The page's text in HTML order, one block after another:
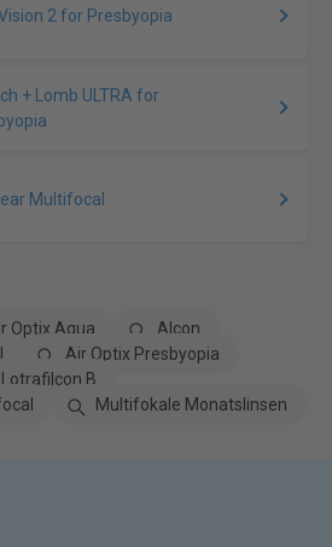
2 for Presbyopia
+ Lomb ULTRA for
Multifocal
Optix Aqua
Alcon
Air Optix Presbyopia
Lotrafilcon B
Multifokale Monatslinsen